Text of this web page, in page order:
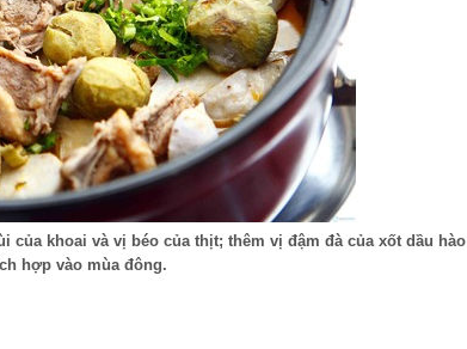
của khoai và vị béo của thịt; thêm vị đậm đà của xốt dầu hào
hợp vào mùa đông.